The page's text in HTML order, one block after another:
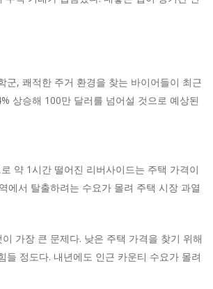
군, 쾌적한 주거 환경을 찾는 바이어들이 최근
상승해 100만 달러를 넘어설 것으로 예상된
약 1시간 떨어진 리버사이드는 주택 가격이
에서 탈출하려는 수요가 몰려 주택 시장 과열
가장 큰 문제다. 낮은 주택 가격을 찾기 위해
정도다. 내년에도 인근 카운티 수요가 몰려